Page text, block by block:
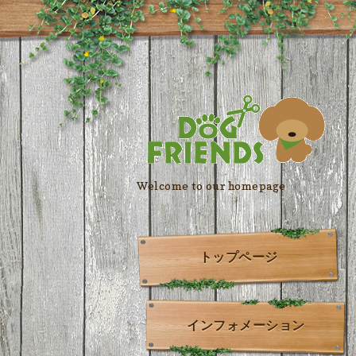
Welcome to our homepage
トップページ
インフォメーション